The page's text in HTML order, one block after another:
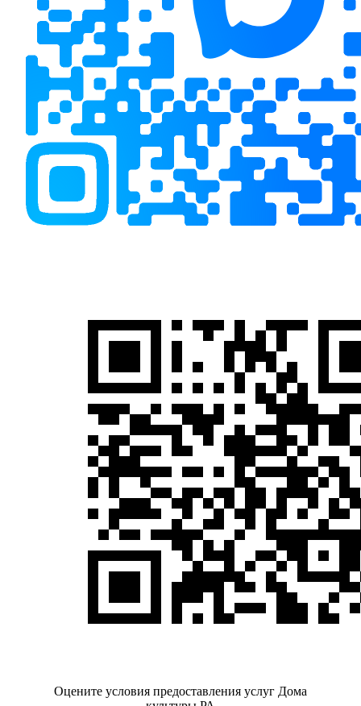
Оцените условия предоставления услуг Дома